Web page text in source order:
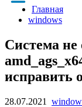
Главная
windows
Система не
исправить
28.07.2021